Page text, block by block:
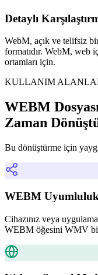
Detaylı
WebM, açık ve telifsiz
formatıdır. WebM, web
ortamları için.
KULLANIM
WEBM
Zaman
Bu dönüştürme için
WEBM
Cihazınız veya
WEBM öğesini WMV